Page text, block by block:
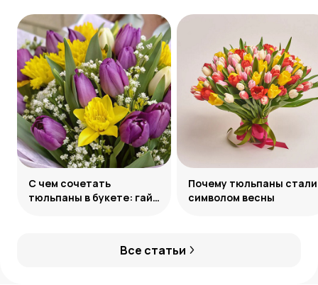
Все статьи
С чем сочетать
тюльпаны в букете: гайд
Почему тюльпаны стали
символом весны